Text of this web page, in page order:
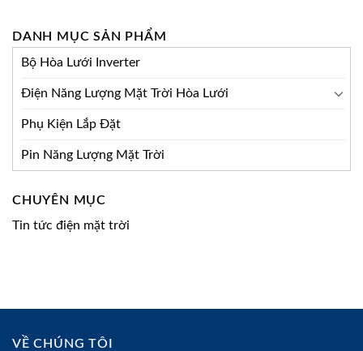
DANH MỤC SẢN PHẨM
Bộ Hòa Lưới Inverter
Điện Năng Lượng Mặt Trời Hòa Lưới
Phụ Kiện Lắp Đặt
Pin Năng Lượng Mặt Trời
CHUYÊN MỤC
Tin tức điện mặt trời
VỀ CHÚNG TÔI